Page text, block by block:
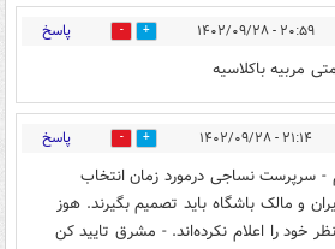
۲۰:۵۹ - ۱۴۰۲/۰۹/۲۸ 1 پاسخ
مربیه باکلاسیه
۲۱:۱۴ - ۱۴۰۲/۰۹/۲۸ 2 پاسخ
سرپرست نساجی درمورد زمان انتخاب
و مالک باشگاه باید تصمیم بگیرند. هوز
خود را اعلام نکرده‌اند. - مشرق تایید کن